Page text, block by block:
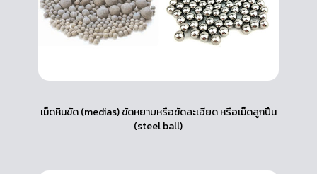
เม็ดหินขัด (medias) ขัดหยาบหรือขัดละเอียด หรือเม็ดลูกปืน
(steel ball)